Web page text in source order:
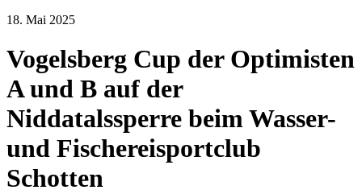
18. Mai 2025
Vogelsberg Cup der Optimisten
A und B auf der
Niddatalssperre beim Wasser-
und Fischereisportclub
Schotten